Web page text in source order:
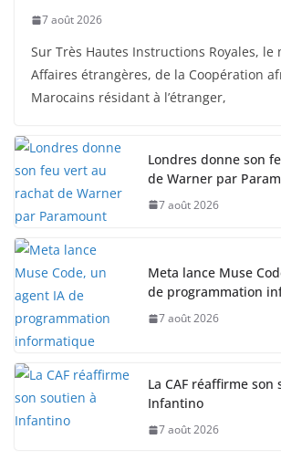
7 août 2026
Sur Très Hautes Instructions Royales, le
Affaires étrangères, de la Coopération
Marocains résidant à l’étranger,
Londres donne son
de Warner par
7 août 2026
Meta lance Muse
de programmation
7 août 2026
La CAF réaffirme son
Infantino
7 août 2026